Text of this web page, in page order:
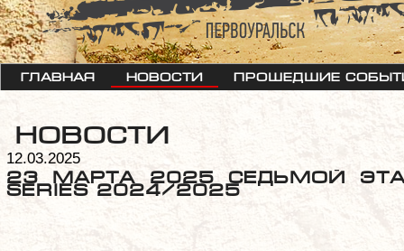
Главная Новости Прошедшие
Новости
12.03.2025
23 марта 2025 Седьмой
Series 2024/2025